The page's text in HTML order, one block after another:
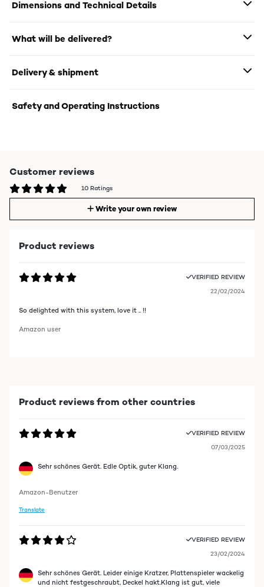
Dimensions and Technical Details
What will be delivered?
Delivery & shipment
Safety and Operating Instructions
Customer reviews
10 Ratings
Write your own review
Product reviews
VERIFIED REVIEW
22/02/2024
So delighted with this system, love it .. !!
Amazon user
Product reviews from other countries
VERIFIED REVIEW
07/03/2025
Sehr schönes Gerät. Edle Optik, guter Klang.
Amazon-Benutzer
Translate
VERIFIED REVIEW
23/02/2024
Sehr schönes Gerät. Leider einige Kratzer, Plattenspieler wackelig
und nicht festgeschraubt, Deckel hakt.Klang ist gut, viele